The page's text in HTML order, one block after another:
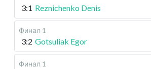
3:1 Reznichenko Denis
Финал 1
3:2 Gotsuliak Egor
Финал 1